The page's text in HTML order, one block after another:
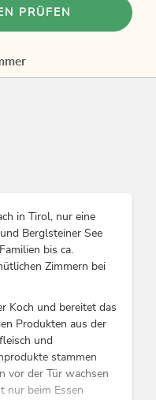
PRÜFEN
in Tirol, nur eine
Berglsteiner See
bis ca.
Zimmern bei
Koch und bereitet das
Produkten aus der
und
stammen
vor der Tür wachsen
nur beim Essen